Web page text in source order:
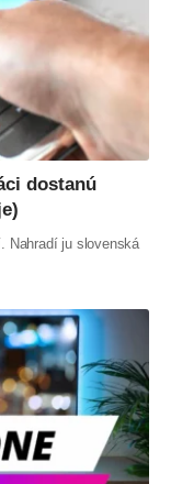
dostanú
Nahradí ju slovenská